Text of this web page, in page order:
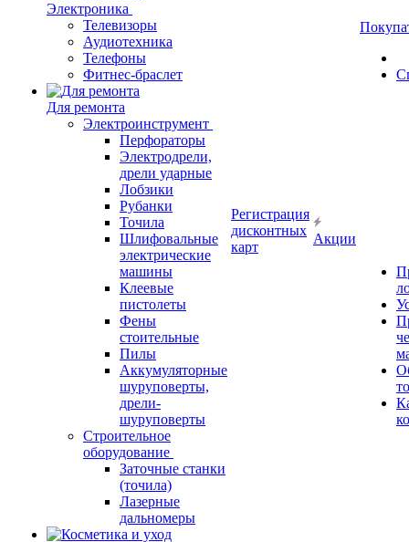
Электроника
Телевизоры
Аудиотехника
Телефоны
Фитнес-браслет
Для ремонта
Электроинструмент
Перфораторы
Электродрели,
дрели ударные
Лобзики
Рубанки
Точила
Шлифовальные
электрические
машины
Клеевые
пистолеты
Фены
стоительные
Пилы
Аккумуляторные
шуруповерты,
дрели-
шуруповерты
Строительное
оборудование
Заточные станки
(точила)
Лазерные
дальномеры
Регистрация
дисконтных
карт
Акции